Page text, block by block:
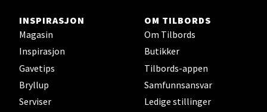
INSPIRASJON
Magasin
Inspirasjon
Gavetips
Bryllup
Serviser
OM TILBORDS
Om Tilbords
Butikker
Tilbords-appen
Samfunnsansvar
Ledige stillinger
Sortland - Sortland Storsenter
Strangata 26, 8400 Sortland
Åpent i dag 10-16